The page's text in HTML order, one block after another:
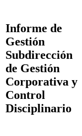
Informe de
Gestión
Subdirección
de Gestión
Corporativa y
Control
Disciplinario